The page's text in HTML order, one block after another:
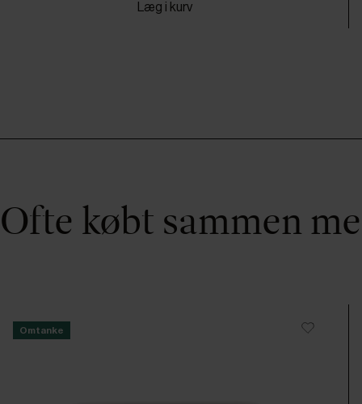
Læg i kurv
Ofte købt sammen
Omtanke